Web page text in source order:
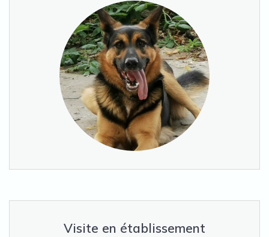
Visite en établissement